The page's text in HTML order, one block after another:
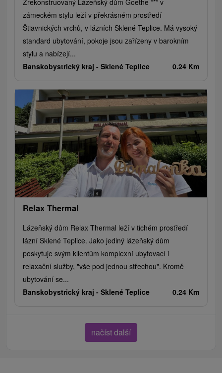
Zrekonstruovaný Lázeňský dům Goethe *** v
zámeckém stylu leží v překrásném prostředí
Štiavnických vrchů, v lázních Sklené Teplice. Má vysoký
standard ubytování, pokoje jsou zařízeny v barokním
stylu a nabízejí...
Banskobystrický kraj - Sklené Teplice 0.24 Km
Relax Thermal
Lázeňský dům Relax Thermal leží v tichém prostředí
lázní Sklené Teplice. Jako jediný lázeňský dům
poskytuje svým klientům komplexní ubytovací i
relaxační služby, "vše pod jednou střechou". Kromě
ubytování se...
Banskobystrický kraj - Sklené Teplice 0.24 Km
načíst další